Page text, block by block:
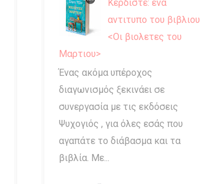
Κερδιστε: ενα
αντιτυπο του βιβλιου
<Οι βιολετες του
Μαρτιου>
Ένας ακόμα υπέροχος
διαγωνισμός ξεκινάει σε
συνεργασία με τις εκδόσεις
Ψυχογιός , για όλες εσάς που
αγαπάτε το διάβασμα και τα
βιβλία. Με...